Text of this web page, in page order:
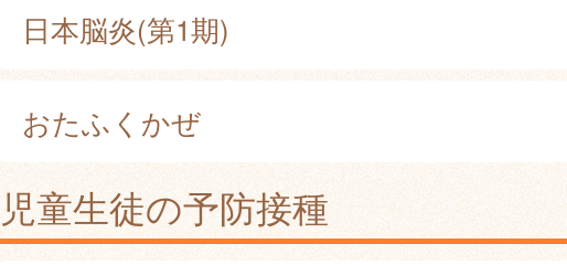
日本脳炎(第1期)
おたふくかぜ
児童生徒の予防接種